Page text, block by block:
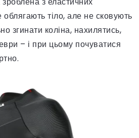
облягають тіло, але не сковують
згинати коліна, нахилятись,
– і при цьому почуватися